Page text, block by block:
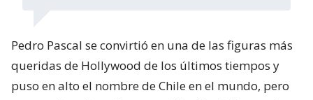
Pedro Pascal se convirtió en una de las figuras más
queridas de Hollywood de los últimos tiempos y
puso en alto el nombre de Chile en el mundo, pero